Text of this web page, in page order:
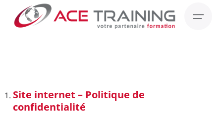
Site internet – Politique de
confidentialité